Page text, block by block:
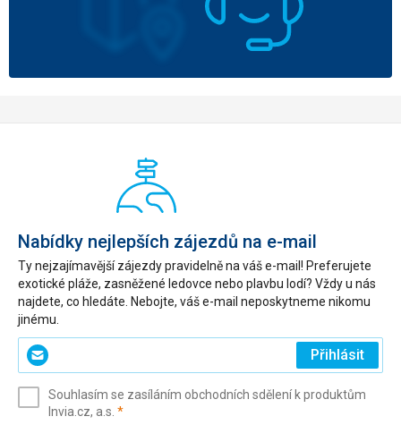
Nabídky nejlepších zájezdů na e-mail
Ty nejzajímavější zájezdy pravidelně na váš e-mail! Preferujete
exotické pláže, zasněžené ledovce nebo plavbu lodí? Vždy u nás
najdete, co hledáte. Nebojte, váš e-mail neposkytneme nikomu
jinému.
Zadejte
svůj
(povinné)
Přihlásit
Souhlasím se zasíláním obchodních sdělení k produktům
Invia.cz, a.s. *(povinné)